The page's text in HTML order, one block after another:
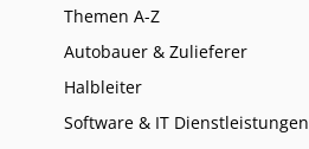
Themen A-Z
Autobauer & Zulieferer
Halbleiter
Software & IT Dienstleistungen